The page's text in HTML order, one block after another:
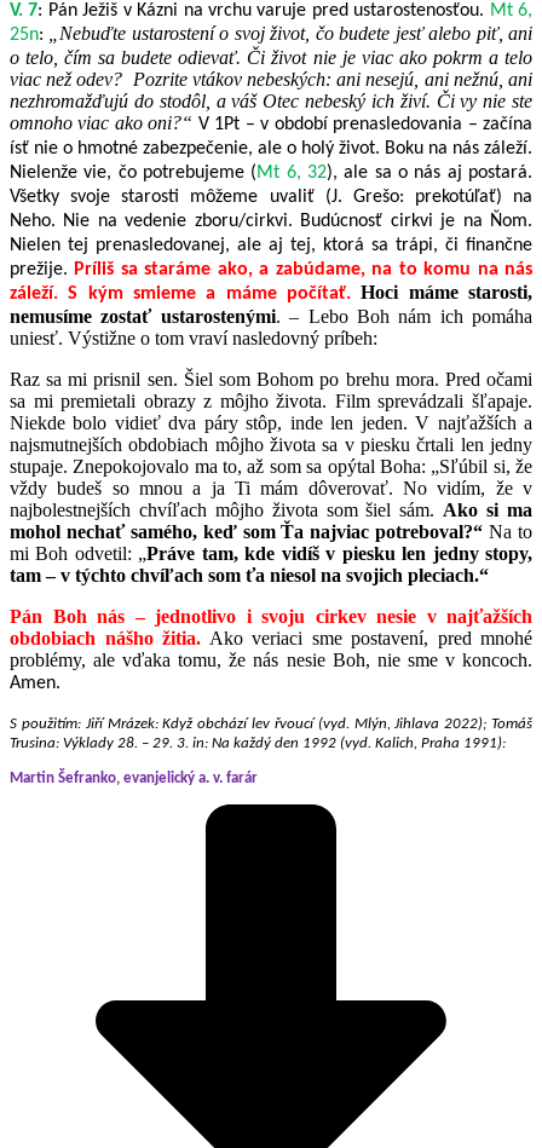
V. 7: Pán Ježiš v Kázni na vrchu varuje pred ustarostenosťou. Mt 6,
25n: Nebuďte ustarostení o svoj život, čobudete jesť alebo piť, ani
o telo, čím sa budete odievať. Či život nie je viac ako pokrm a telo
viac než odev? Pozrite vtákov nebeských: ani nesejú, ani nežnú, ani
nezhromažďujú do stodôl, a váš Otec nebeský ich živí. Či vy nie ste
omnoho viac ako oni?“ V 1Pt – v období prenasledovania – začína
ísť nie o hmotné zabezpečenie, ale o holý život. Boku na nás záleží.
Nielenže vie, čo potrebujeme (Mt 6, 32), ale sa o nás aj postará.
Všetky svoje starosti môžeme uvaliť (J. Grešo: prekotúľať) na
Neho. Nie na vedenie zboru/cirkvi. Budúcnosť cirkvi je na Ňom.
Nielen tej prenasledovanej, ale aj tej, ktorá sa trápi, či finančne
prežije. Príliš sa staráme ako, a zabúdame, na to komu na nás
záleží. S kým smieme a máme počítať.Hoci máme starosti,
nemusíme zostať ustarostenými. – Lebo Boh nám ich pomáha
uniesť. Výstižne o tom vraví nasledovný príbeh:
Raz sa mi prisnil sen. Šiel som Bohom po brehu mora. Pred očami
sa mi premietali obrazy z môjho života. Film sprevádzali šľapaje.
Niekde bolo vidieť dva páry stôp, inde len jeden. V najťažších a
najsmutnejších obdobiach môjho života sa v piesku črtali len jedny
stupaje. Znepokojovalo ma to, až som sa opýtal Boha: „Sľúbil si, že
vždy budeš so mnou a ja Ti mám dôverovať. No vidím, že v
najbolestnejších chvíľach môjho života som šiel sám. Ako si ma
mohol nechať samého, keď som Ťa najviac potreboval?“Na to
mi Boh odvetil: „Práve tam, kde vidíš v piesku len jedny stopy,
tam – v týchto chvíľach som ťa niesol na svojich pleciach.“
Pán Boh nás – jednotlivo i svoju cirkev nesie v najťažších
obdobiach nášho žitia. Ako veriaci sme postavení, pred mnohé
problémy, ale vďaka tomu, že nás nesie Boh, nie sme v koncoch.
Amen.
S použitím: Jiří Mrázek: Když obchází lev řvoucí (vyd. Mlýn, Jihlava 2022); Tomáš
Trusina: Výklady 28. – 29. 3. in: Na každý den 1992 (vyd. Kalich, Praha 1991):
Martin Šefranko, evanjelický a. v. farár